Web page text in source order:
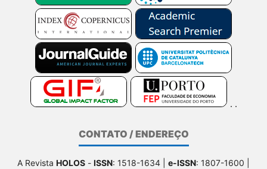
CONTATO / ENDEREÇO
A Revista HOLOS - ISSN: 1518-1634 | e-ISSN: 1807-1600 |